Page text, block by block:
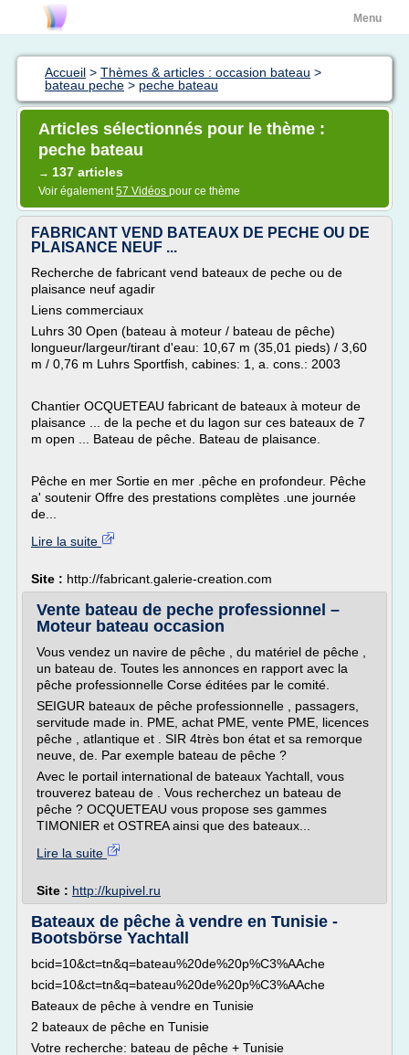
Menu
Accueil > Thèmes & articles : occasion bateau >
bateau peche > peche bateau
Articles sélectionnés pour le thème :
peche bateau
→ 137 articles
Voir également57 Vidéos pour ce thème
FABRICANT VEND BATEAUX DE PECHE OU DE
PLAISANCE NEUF ...
Recherche de fabricant vend bateaux de peche ou de
plaisance neuf agadir
Liens commerciaux
Luhrs 30 Open (bateau à moteur / bateau de pêche)
longueur/largeur/tirant d'eau: 10,67 m (35,01 pieds) / 3,60
m / 0,76 m Luhrs Sportfish, cabines: 1, a. cons.: 2003
Chantier OCQUETEAU fabricant de bateaux à moteur de
plaisance ... de la peche et du lagon sur ces bateaux de 7
m open ... Bateau de pêche. Bateau de plaisance.
Pêche en mer Sortie en mer .pêche en profondeur. Pêche
a' soutenir Offre des prestations complètes .une journée
de...
Lire la suite
Site : http://fabricant.galerie-creation.com
Vente bateau de peche professionnel –
Moteur bateau occasion
Vous vendez un navire de pêche , du matériel de pêche ,
un bateau de. Toutes les annonces en rapport avec la
pêche professionnelle Corse éditées par le comité.
SEIGUR bateaux de pêche professionnelle , passagers,
servitude made in. PME, achat PME, vente PME, licences
pêche , atlantique et . SIR 4très bon état et sa remorque
neuve, de. Par exemple bateau de pêche ?
Avec le portail international de bateaux Yachtall, vous
trouverez bateau de . Vous recherchez un bateau de
pêche ? OCQUETEAU vous propose ses gammes
TIMONIER et OSTREA ainsi que des bateaux...
Lire la suite
Site : http://kupivel.ru
Bateaux de pêche à vendre en Tunisie -
Bootsbörse Yachtall
bcid=10&ct=tn&q=bateau%20de%20p%C3%AAche
bcid=10&ct=tn&q=bateau%20de%20p%C3%AAche
Bateaux de pêche à vendre en Tunisie
2 bateaux de pêche en Tunisie
Votre recherche: bateau de pêche + Tunisie